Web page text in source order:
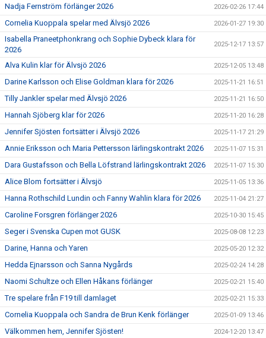
Nadja Fernström förlänger 2026 2026-02-26 17:44
Cornelia Kuoppala spelar med Älvsjö 2026 2026-01-27 19:30
Isabella Praneetphonkrang och Sophie Dybeck klara för
2026
2025-12-17 13:57
Alva Kulin klar för Älvsjö 2026 2025-12-05 13:48
Darine Karlsson och Elise Goldman klara för 2026 2025-11-21 16:51
Tilly Jankler spelar med Älvsjö 2026 2025-11-21 16:50
Hannah Sjöberg klar för 2026 2025-11-20 16:28
Jennifer Sjösten fortsätter i Älvsjö 2026 2025-11-17 21:29
Annie Eriksson och Maria Pettersson lärlingskontrakt 2026 2025-11-07 15:31
Dara Gustafsson och Bella Löfstrand lärlingskontrakt 2026 2025-11-07 15:30
Alice Blom fortsätter i Älvsjö 2025-11-05 13:36
Hanna Rothschild Lundin och Fanny Wahlin klara för 2026 2025-11-04 21:27
Caroline Forsgren förlänger 2026 2025-10-30 15:45
Seger i Svenska Cupen mot GUSK 2025-08-08 12:23
Darine, Hanna och Yaren 2025-05-20 12:32
Hedda Ejnarsson och Sanna Nygårds 2025-02-24 14:28
Naomi Schultze och Ellen Håkans förlänger 2025-02-21 15:40
Tre spelare från F19 till damlaget 2025-02-21 15:33
Cornelia Kuoppala och Sandra de Brun Kenk förlänger 2025-01-09 13:46
Välkommen hem, Jennifer Sjösten! 2024-12-20 13:47